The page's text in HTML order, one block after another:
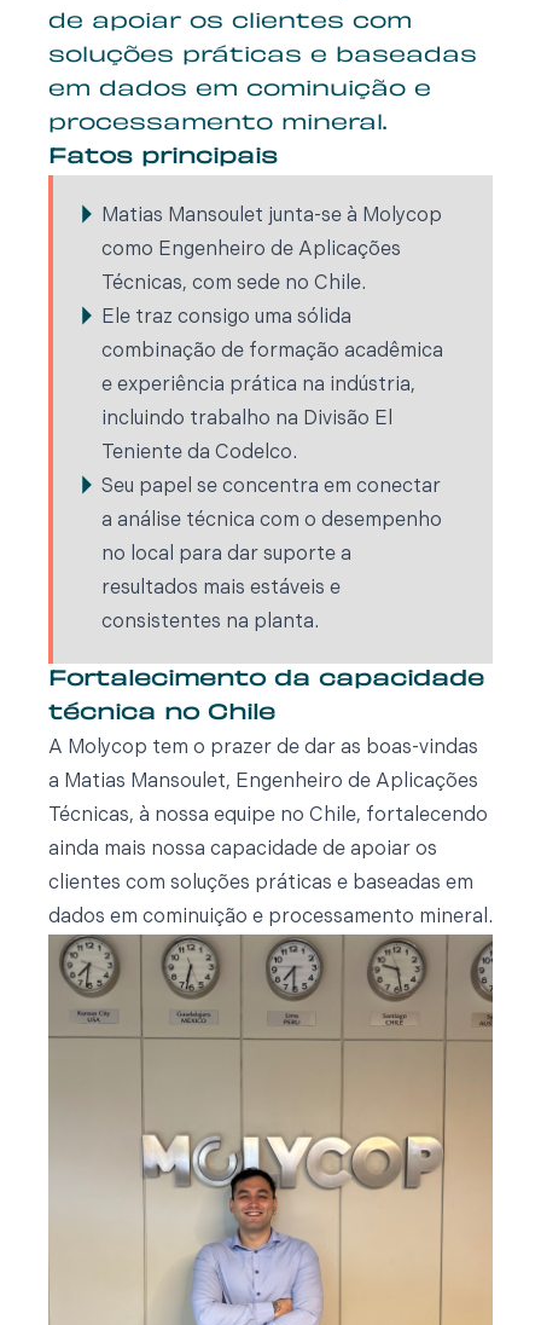
de apoiar os clientes com
soluções práticas e baseadas
em dados em cominuição e
processamento mineral.
Fatos principais
Matias Mansoulet junta-se à Molycop
como Engenheiro de Aplicações
Técnicas, com sede no Chile.
Ele traz consigo uma sólida
combinação de formação acadêmica
e experiência prática na indústria,
incluindo trabalho na Divisão El
Teniente da Codelco.
Seu papel se concentra em conectar
a análise técnica com o desempenho
no local para dar suporte a
resultados mais estáveis e
consistentes na planta.
Fortalecimento da capacidade
técnica no Chile
A Molycop tem o prazer de dar as boas-vindas
a Matias Mansoulet, Engenheiro de Aplicações
Técnicas, à nossa equipe no Chile, fortalecendo
ainda mais nossa capacidade de apoiar os
clientes com soluções práticas e baseadas em
dados em cominuição e processamento mineral.